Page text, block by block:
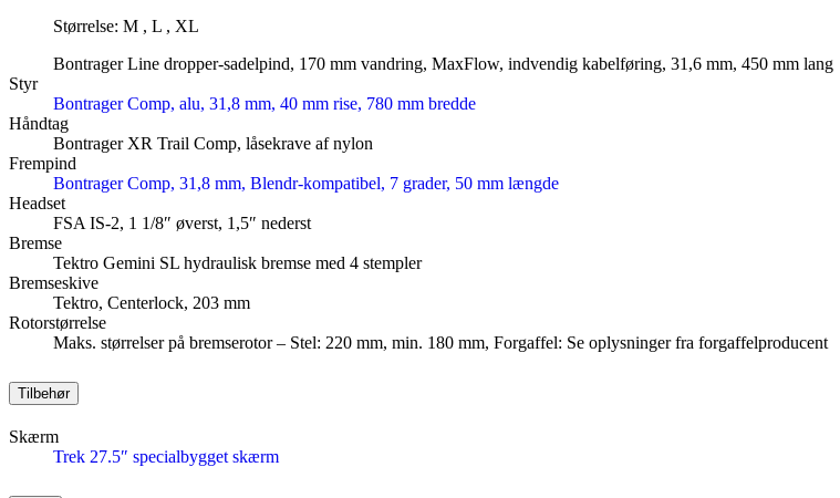
Størrelse: M , L , XL
Bontrager Line dropper-sadelpind, 170 mm vandring, MaxFlow, indvendig kabelføring, 31,6 mm, 450 mm lang
Styr
Bontrager Comp, alu, 31,8 mm, 40 mm rise, 780 mm bredde
Håndtag
Bontrager XR Trail Comp, låsekrave af nylon
Frempind
Bontrager Comp, 31,8 mm, Blendr-kompatibel, 7 grader, 50 mm længde
Headset
FSA IS-2, 1 1/8″ øverst, 1,5″ nederst
Bremse
Tektro Gemini SL hydraulisk bremse med 4 stempler
Bremseskive
Tektro, Centerlock, 203 mm
Rotorstørrelse
Maks. størrelser på bremserotor – Stel: 220 mm, min. 180 mm, Forgaffel: Se oplysninger fra forgaffelproducent
Tilbehør
Skærm
Trek 27.5″ specialbygget skærm